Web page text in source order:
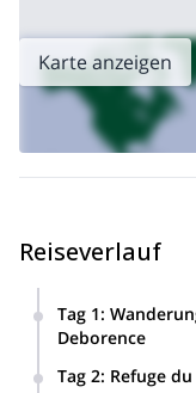
Karte anzeigen
Reiseverlauf
Tag 1:
Deborence
Sie mit
Tag 2: Refuge